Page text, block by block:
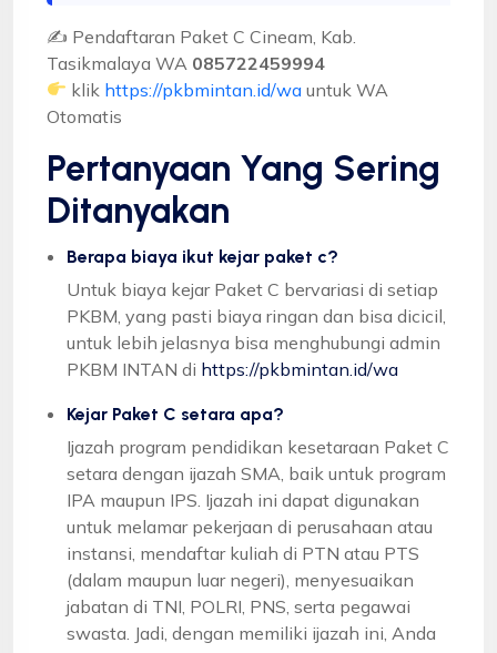
✍ Pendaftaran Paket C Cineam, Kab.
Tasikmalaya WA 085722459994
klik https://pkbmintan.id/wa untuk WA
Otomatis
Pertanyaan Yang Sering
Ditanyakan
Berapa biaya ikut kejar paket c?
Untuk biaya kejar Paket C bervariasi di setiap
PKBM, yang pasti biaya ringan dan bisa dicicil,
untuk lebih jelasnya bisa menghubungi admin
PKBM INTAN di https://pkbmintan.id/wa
Kejar Paket C setara apa?
Ijazah program pendidikan kesetaraan Paket C
setara dengan ijazah SMA, baik untuk program
IPA maupun IPS. Ijazah ini dapat digunakan
untuk melamar pekerjaan di perusahaan atau
instansi, mendaftar kuliah di PTN atau PTS
(dalam maupun luar negeri), menyesuaikan
jabatan di TNI, POLRI, PNS, serta pegawai
swasta. Jadi, dengan memiliki ijazah ini, Anda